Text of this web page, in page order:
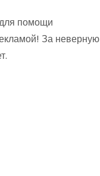
помощи
За неверную